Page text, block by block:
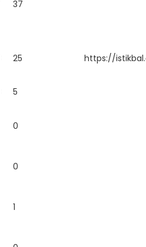
37
25 https://
5
0
0
1